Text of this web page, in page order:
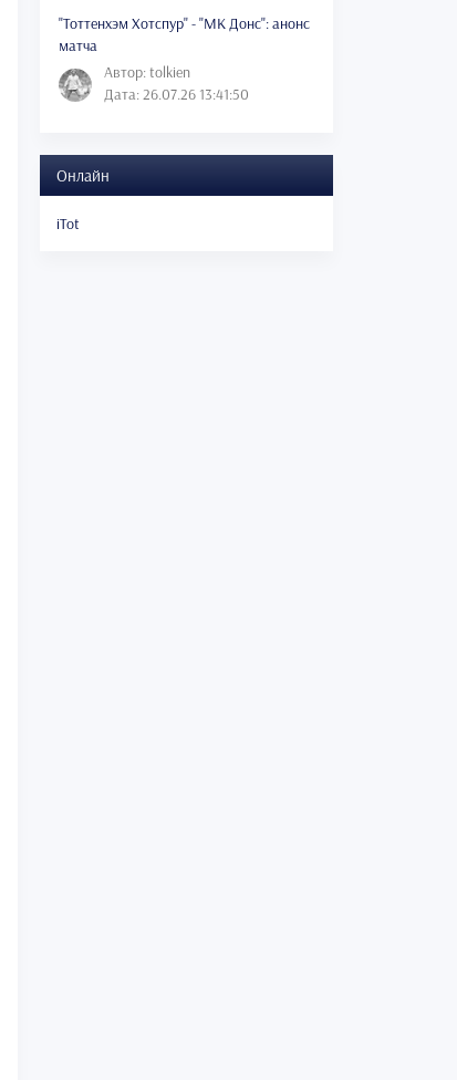
"Тоттенхэм Хотспур" - "МК Донс": анонс
матча
Автор: tolkien
Дата: 26.07.26 13:41:50
Онлайн
iTot